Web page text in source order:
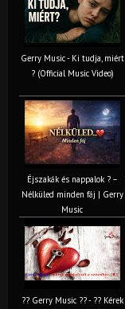
Gerry Music - Ki tudja, miért
? (Official Music Video)
Éjszakák és nappalok ? –
Nélküled minden fáj | Gerry
Music
?? Gerry Music ?? - ?? Kérek